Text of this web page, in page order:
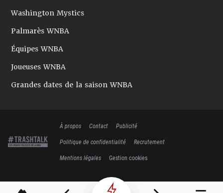
Washington Mystics
Palmarès WNBA
Équipes WNBA
Joueuses WNBA
Grandes dates de la saison WNBA
À propos Contact
Publicité
Politique de confidentialité
Recrutement
Mentions légales
Gestion cookies